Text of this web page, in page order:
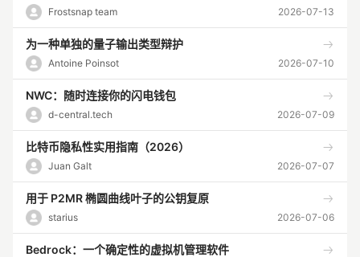
Frostsnap team 2026-07-13
为一种单独的量子输出类型辩护
Antoine Poinsot 2026-07-10
NWC：随时连接你的闪电钱包
d-central.tech 2026-07-09
比特币隐私性实用指南（2026）
Juan Galt 2026-07-07
用于 P2MR 椭圆曲线叶子的公钥复原
starius 2026-07-06
Bedrock：一个确定性的虚拟机管理软件